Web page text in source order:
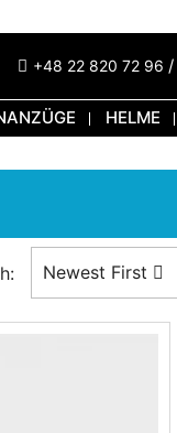
+48 22 820 72 96 /
HELME
Newest First